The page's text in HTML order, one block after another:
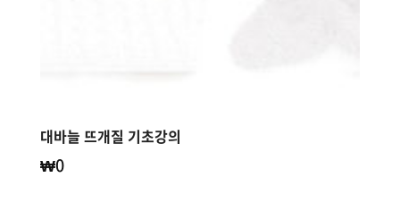
대바늘 뜨개질 기초강의
₩0